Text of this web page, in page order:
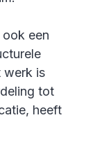
een
werk is
tot
heeft